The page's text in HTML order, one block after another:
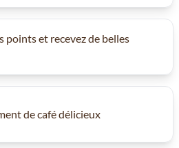
points et recevez de belles
de café délicieux